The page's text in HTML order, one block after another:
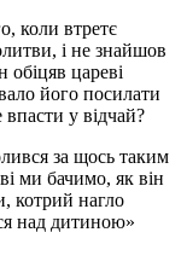
коли втретє
і не знайшов
цареві
його посилати
впасти у відчай?
за щось таким
ми бачимо, як він
котрий нагло
над дитиною»